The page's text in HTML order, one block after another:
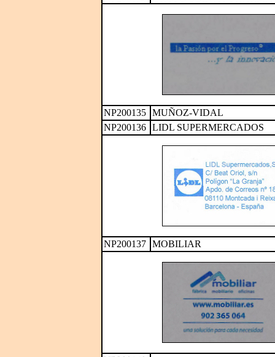
NP200135 MUÑOZ-VIDAL
NP200136 LIDL SUPERMERCADOS
NP200137 MOBILIAR